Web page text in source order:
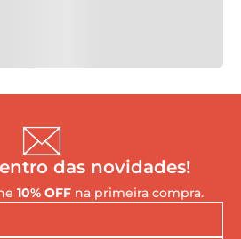
das novidades!
10% OFFna primeira compra.